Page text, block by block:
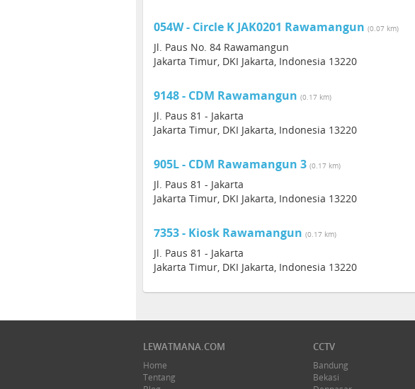
054W - Circle K JAK0201 Rawamangun (0.07 km)
Jl. Paus No. 84 Rawamangun
Jakarta Timur, DKI Jakarta, Indonesia 13220
9148 - CDM Rawamangun (0.17 km)
Jl. Paus 81 - Jakarta
Jakarta Timur, DKI Jakarta, Indonesia 13220
905L - CDM Rawamangun 3 (0.17 km)
Jl. Paus 81 - Jakarta
Jakarta Timur, DKI Jakarta, Indonesia 13220
7353 - Kiosk Rawamangun (0.17 km)
Jl. Paus 81 - Jakarta
Jakarta Timur, DKI Jakarta, Indonesia 13220
LEWATMANA.COM
Home
Tentang
CCTV
Bandung
Bekasi